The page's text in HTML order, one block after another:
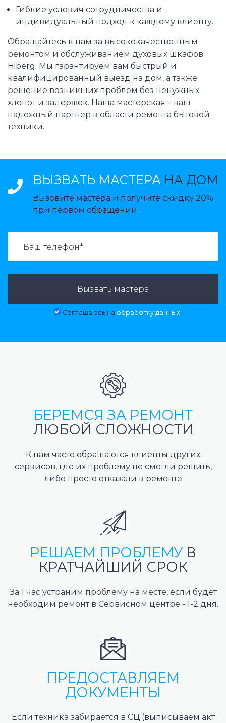
Гибкие условия сотрудничества и
индивидуальный подход к каждому клиенту.
Обращайтесь к нам за высококачественным
ремонтом и обслуживанием духовых шкафов
Hiberg. Мы гарантируем вам быстрый и
квалифицированный выезд на дом, а также
решение возникших проблем без ненужных
хлопот и задержек. Наша мастерская – ваш
надежный партнер в области ремонта бытовой
техники.
ВЫЗВАТЬ МАСТЕРА НА ДОМ
Вызовите мастера и получите скидку 20%
при первом обращении.
Вызвать мастера
Соглашаюсь на обработку данных
БЕРЕМСЯ ЗА РЕМОНТ
ЛЮБОЙ СЛОЖНОСТИ
К нам часто обращаются клиенты других
сервисов, где их проблему не смогли решить,
либо просто отказали в ремонте
РЕШАЕМ ПРОБЛЕМУ В
КРАТЧАЙШИЙ СРОК
За 1 час устраним проблему на месте, если будет
необходим ремонт в Сервисном центре - 1-2 дня.
ПРЕДОСТАВЛЯЕМ
ДОКУМЕНТЫ
Если техника забирается в СЦ (выписываем акт